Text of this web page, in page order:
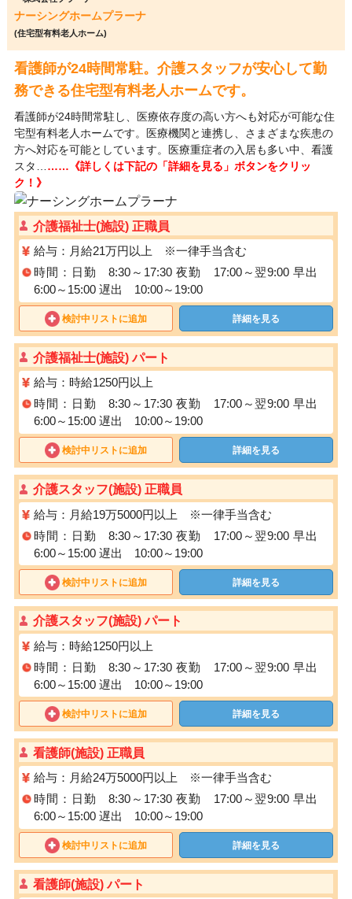
ナーシングホームプラーナ
(住宅型有料老人ホーム)
看護師が24時間常駐。介護スタッフが安心して勤
務できる住宅型有料老人ホームです。
看護師が24時間常駐し、医療依存度の高い方へも対応が可能な住
宅型有料老人ホームです。医療機関と連携し、さまざまな疾患の
方へ対応を可能としています。医療重症者の入居も多い中、看護
スタ… ……《詳しくは下記の「詳細を見る」ボタンをクリッ
ク！》
介護福祉士(施設) 正職員
給与：月給21万円以上 ※一律手当含む
時間：日勤 8:30～17:30 夜勤 17:00～翌9:00 早出
6:00～15:00 遅出 10:00～19:00
検討中リストに追加 詳細を見る
介護福祉士(施設) パート
給与：時給1250円以上
時間：日勤 8:30～17:30 夜勤 17:00～翌9:00 早出
6:00～15:00 遅出 10:00～19:00
検討中リストに追加 詳細を見る
介護スタッフ(施設) 正職員
給与：月給19万5000円以上 ※一律手当含む
時間：日勤 8:30～17:30 夜勤 17:00～翌9:00 早出
6:00～15:00 遅出 10:00～19:00
検討中リストに追加 詳細を見る
介護スタッフ(施設) パート
給与：時給1250円以上
時間：日勤 8:30～17:30 夜勤 17:00～翌9:00 早出
6:00～15:00 遅出 10:00～19:00
検討中リストに追加 詳細を見る
看護師(施設) 正職員
給与：月給24万5000円以上 ※一律手当含む
時間：日勤 8:30～17:30 夜勤 17:00～翌9:00 早出
6:00～15:00 遅出 10:00～19:00
検討中リストに追加 詳細を見る
看護師(施設) パート